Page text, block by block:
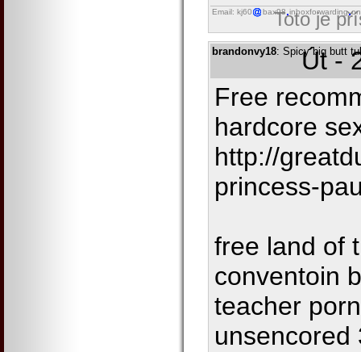
Email: kj60 bax98 inboxforwarding
Toto je
brandonvy18: Spicy big butt
Út -
Free
hardcore
http://
princess-
free land of
conventoin
teacher
unsencored